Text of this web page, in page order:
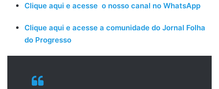
Clique aqui e acesse o nosso canal no WhatsApp
Clique aqui e acesse a comunidade do Jornal Folha
do Progresso